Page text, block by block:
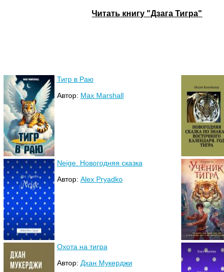
Читать книгу "Дзага Тигра"
Тигр в Раю
Автор: Max Marshall
Neige. Новогодняя сказка
Автор: Alex Pryadko
Охота на тигра
Автор: Дхан Мукерджи